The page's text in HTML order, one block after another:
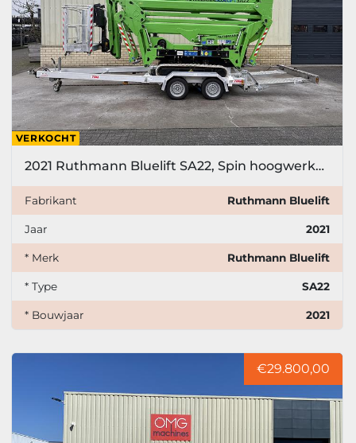
VERKOCHT
2021 Ruthmann Bluelift SA22, Spin hoogwerker, 22 meter
Fabrikant Ruthmann Bluelift
Jaar 2021
* Merk Ruthmann Bluelift
* Type SA22
* Bouwjaar 2021
€29.800,00